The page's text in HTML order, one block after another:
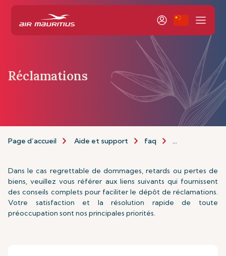
Réclamations
Page d’accueil Aide et support faq Réclamations
Dans le cas regrettable de dommages, retards ou pertes de
biens, veuillez vous référer aux liens suivants qui fournissent
des conseils complets pour faciliter le dépôt de réclamations.
Votre satisfaction et la résolution rapide de toute
préoccupation sont nos principales priorités.